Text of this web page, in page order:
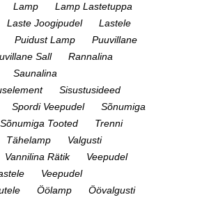
Lamp
Lamp Lastetuppa
Laste Joogipudel
Lastele
Puidust Lamp
Puuvillane
Sall
Rannalina
Saunalina
Sisustusideed
Spordi Veepudel
Sõnumiga
Sõnumiga Tooted
Trenni
Tähelamp
Valgusti
Vannilina Rätik
Veepudel
Veepudel
Öölamp Öövalgusti